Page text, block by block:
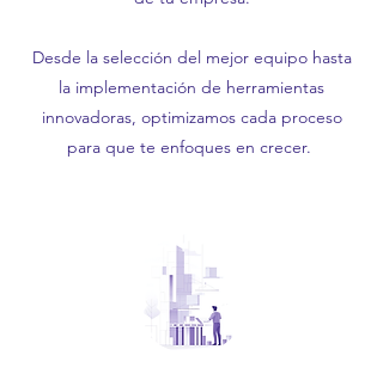
Desde la selección del mejor equipo hasta
la implementación de herramientas
innovadoras, optimizamos cada proceso
para que te enfoques en crecer.